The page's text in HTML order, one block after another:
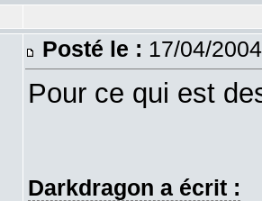
Posté le : 17/04/
Pour ce qui est
Darkdragon a écrit :